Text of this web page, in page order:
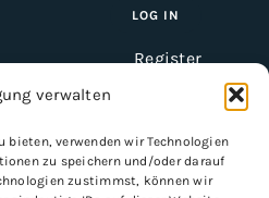
verwalten
verwenden wir Technologien
zu speichern und/oder darauf
zustimmst, können wir
Register